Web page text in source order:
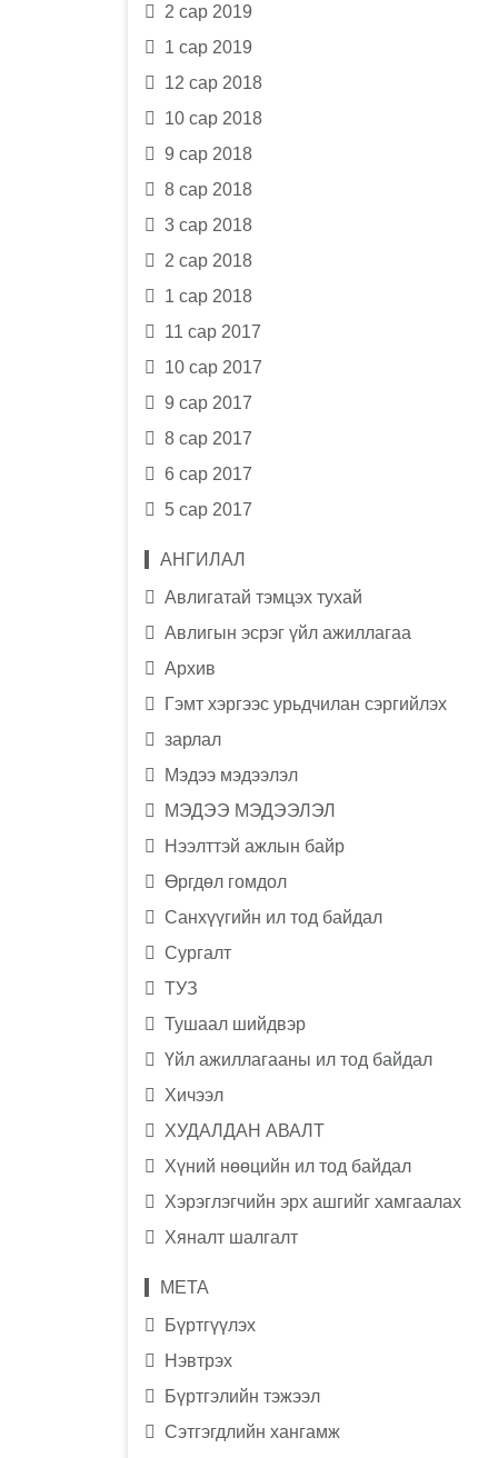
2 сар 2019
1 сар 2019
12 сар 2018
10 сар 2018
9 сар 2018
8 сар 2018
3 сар 2018
2 сар 2018
1 сар 2018
11 сар 2017
10 сар 2017
9 сар 2017
8 сар 2017
6 сар 2017
5 сар 2017
АНГИЛАЛ
Авлигатай тэмцэх тухай
Авлигын эсрэг үйл ажиллагаа
Архив
Гэмт хэргээс урьдчилан сэргийлэх
зарлал
Мэдээ мэдээлэл
МЭДЭЭ МЭДЭЭЛЭЛ
Нээлттэй ажлын байр
Өргдөл гомдол
Санхүүгийн ил тод байдал
Сургалт
ТУЗ
Тушаал шийдвэр
Үйл ажиллагааны ил тод байдал
Хичээл
ХУДАЛДАН АВАЛТ
Хүний нөөцийн ил тод байдал
Хэрэглэгчийн эрх ашгийг хамгаалах
Хяналт шалгалт
МЕТА
Бүртгүүлэх
Нэвтрэх
Бүртгэлийн тэжээл
Сэтгэгдлийн хангамж